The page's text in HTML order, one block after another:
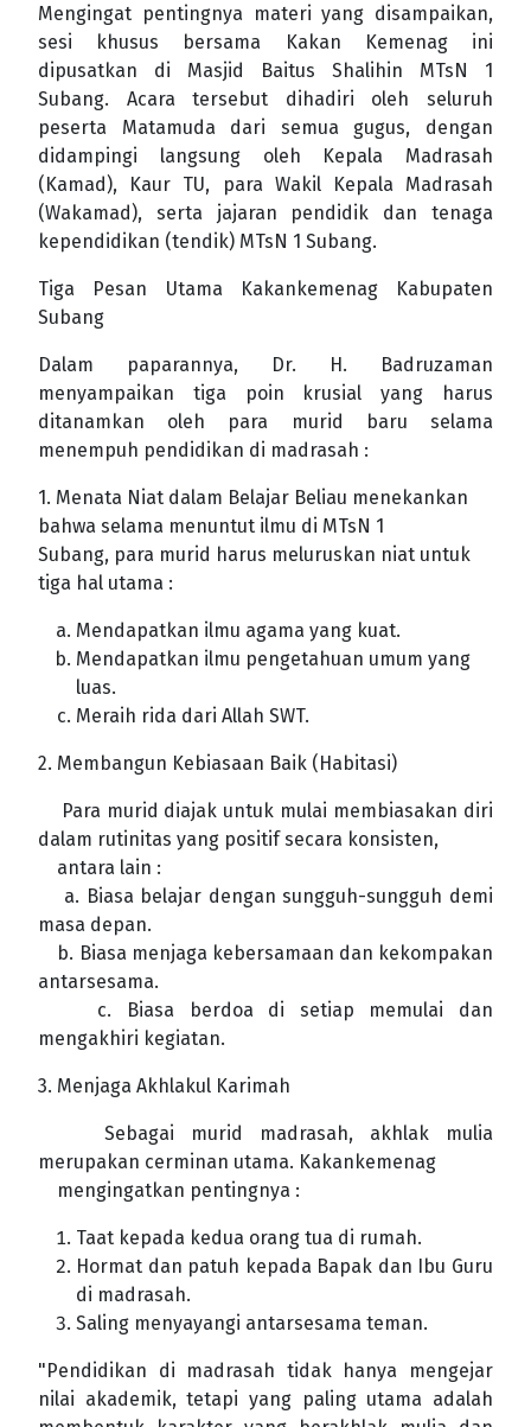
Mengingat pentingnya materi yang disampaikan,
sesi khusus bersama Kakan Kemenag ini
dipusatkan di Masjid Baitus Shalihin MTsN 1
Subang. Acara tersebut dihadiri oleh seluruh
peserta Matamuda dari semua gugus, dengan
didampingi langsung oleh Kepala Madrasah
(Kamad), Kaur TU, para Wakil Kepala Madrasah
(Wakamad), serta jajaran pendidik dan tenaga
kependidikan (tendik) MTsN 1 Subang.
Tiga Pesan Utama Kakankemenag Kabupaten
Subang
Dalam paparannya, Dr. H. Badruzaman
menyampaikan tiga poin krusial yang harus
ditanamkan oleh para murid baru selama
menempuh pendidikan di madrasah :
1. Menata Niat dalam Belajar Beliau menekankan
bahwa selama menuntut ilmu di MTsN 1
Subang, para murid harus meluruskan niat untuk
tiga hal utama :
Mendapatkan ilmu agama yang kuat.
Mendapatkan ilmu pengetahuan umum yang
luas.
Meraih rida dari Allah SWT.
2. Membangun Kebiasaan Baik (Habitasi)
Para murid diajak untuk mulai membiasakan diri
dalam rutinitas yang positif secara konsisten,
antara lain :
a. Biasa belajar dengan sungguh-sungguh demi
masa depan.
b. Biasa menjaga kebersamaan dan kekompakan
antarsesama.
c. Biasa berdoa di setiap memulai dan
mengakhiri kegiatan.
3. Menjaga Akhlakul Karimah
Sebagai murid madrasah, akhlak mulia
merupakan cerminan utama. Kakankemenag
mengingatkan pentingnya :
Taat kepada kedua orang tua di rumah.
Hormat dan patuh kepada Bapak dan Ibu Guru
di madrasah.
Saling menyayangi antarsesama teman.
"Pendidikan di madrasah tidak hanya mengejar
nilai akademik, tetapi yang paling utama adalah